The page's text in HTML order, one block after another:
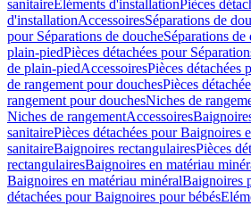
sanitaireEléments d'installationPièces
d'installationAccessoiresSéparations de
pour Séparations de doucheSéparations
plain-piedPièces détachées pour
de plain-piedAccessoiresPièces détachées
de rangement pour douchesPièces
rangement pour douchesNiches de
Niches de rangementAccessoires
sanitairePièces détachées pour Baignoires
sanitaireBaignoires rectangulairesPièces
rectangulairesBaignoires en matériau
Baignoires en matériau minéralBaignoires
détachées pour Baignoires pour bébés